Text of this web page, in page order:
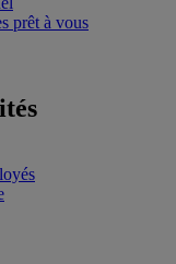
prêt à vous